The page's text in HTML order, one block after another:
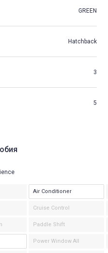
GREEN
Hatchback
3
5
Air Conditioner
Cruise Control
Paddle Shift
Power Window All